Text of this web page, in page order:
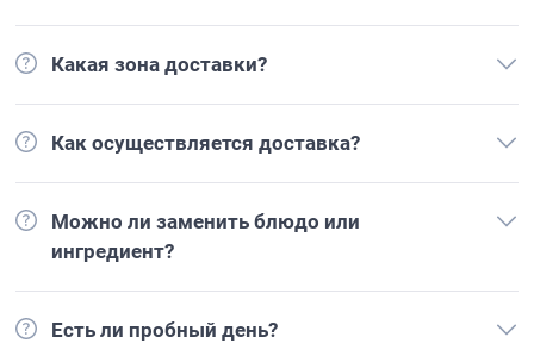
Какая зона доставки?
Как осуществляется доставка?
Можно ли заменить блюдо или
ингредиент?
Есть ли пробный день?